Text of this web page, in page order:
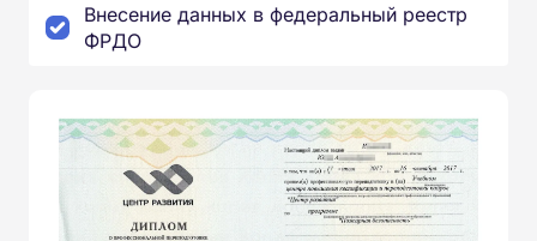
Внесение данных в федеральный реестр
ФРДО